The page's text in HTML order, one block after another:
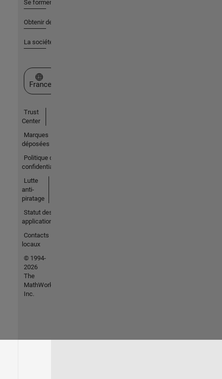
Se former
Obtenir de l'aide
La société
Sélectionner un site web
France
Trust
Center
Marques
déposées
Politique de
confidentialité
Lutte
anti-
piratage
Statut des
applications
Contacts
locaux
© 1994-
2026
The
MathWorks,
Inc.